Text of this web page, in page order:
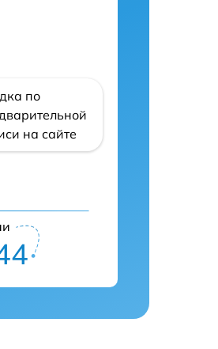
по
на сайте